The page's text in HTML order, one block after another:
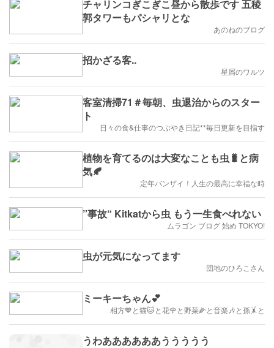
チャリンコぎこぎこ昼から散歩です 五稜
郭タワーもパシャリとな
あのねのブログ
招かざる客..
星屑のワルツ
客室清掃71＃毎朝、虫退治からのスター
ト
日々の食&仕事のつぶやき日記**毎日更新を目指す
植物を育てるのは大変なことも虫🐛と病
気🍂
定年バンザイ！人生の最高に幸福な時
”事故“ Kitkatから虫 もう一生食べれない
ムラゴン ブログ 始め TOKYO!
虫が元気になってます
団地のひろこさん
ミーキーちゃん💕
相方💙と猫🐱と花🌹と野菜🌽と音楽🎶と孫🤸と
うわああああああううううう